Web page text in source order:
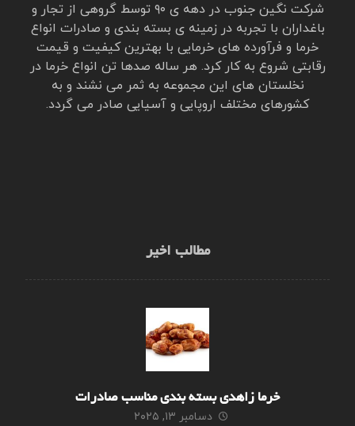
شرکت نگین جنوب در دهه ی ۹۰ توسط گروهی از تجار و
باغداران با تجربه در زمینه ی بسته بندی و صادرات انواع
خرما و فرآورده های خرمایی با بهترین کیفیت و قیمت
رقابتی شروع به کار کرد. هر ساله صدها تن انواع خرما در
نخلستان های این مجموعه به ثمر می نشند و به
کشورهای مختلف اروپایی و آسیایی صادر می گردد.
مطالب اخیر
خرما زاهدی بسته بندی مناسب صادرات
دسامبر ۱۳, ۲۰۲۵